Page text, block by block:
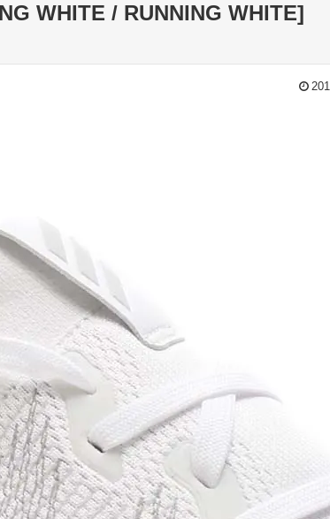
WHITE / RUNNING WHITE]